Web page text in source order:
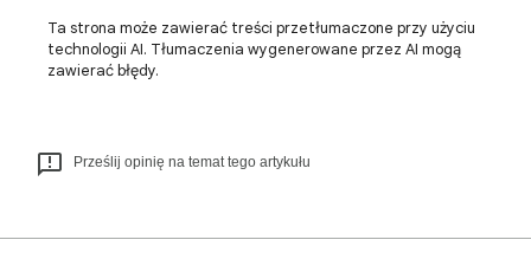
Ta strona może zawierać treści przetłumaczone przy użyciu
technologii AI. Tłumaczenia wygenerowane przez AI mogą
zawierać błędy.
Prześlij opinię na temat tego artykułu